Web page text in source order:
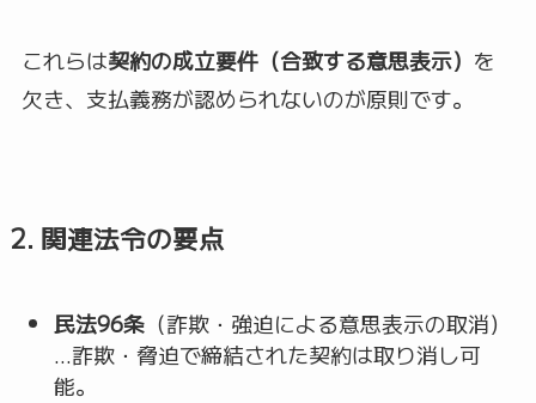
これらは契約の成立要件（合致する意思表示） を
欠き、支払義務が認められないのが原則です。
2. 関連法令の要点
民法96条（詐欺・強迫による意思表示の取消）
…詐欺・脅迫で締結された契約は取り消し可
能。